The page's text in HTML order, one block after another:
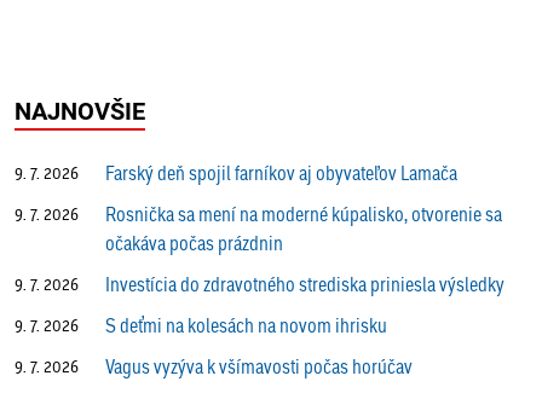
NAJNOVŠIE
9. 7. 2026 Farský deň spojil farníkov aj obyvateľov Lamača
9. 7. 2026
Rosnička sa mení na moderné kúpalisko, otvorenie sa
očakáva počas prázdnin
9. 7. 2026 Investícia do zdravotného strediska priniesla výsledky
9. 7. 2026 S deťmi na kolesách na novom ihrisku
9. 7. 2026 Vagus vyzýva k všímavosti počas horúčav